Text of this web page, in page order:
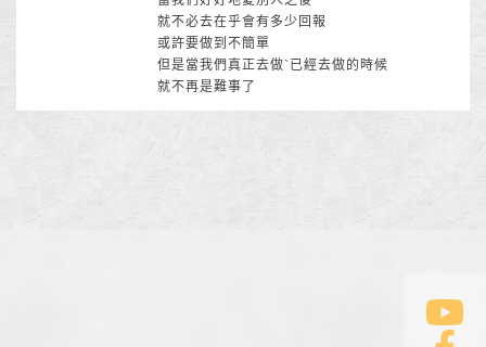
就不必去在乎會有多少回報
或許要做到不簡單
但是當我們真正去做`已經去做的時候
就不再是難事了